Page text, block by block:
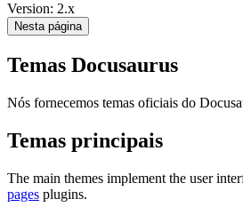
Version: 2.x
Nesta página
Temas Docusaurus
Nós fornecemos temas oficiais do
Temas principais
The main themes implement the user
pages plugins.